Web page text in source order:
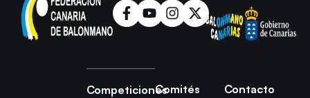
CompeticionesComités
Contacto